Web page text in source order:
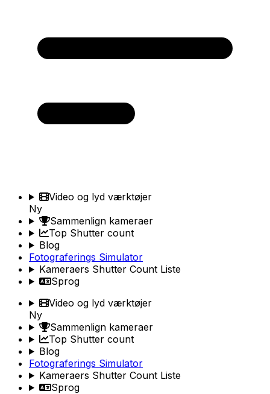
Video og lyd værktøjer
Ny
Sammenlign kameraer
Top Shutter count
Blog
Fotograferings Simulator
Kameraers Shutter Count Liste
Sprog
Video og lyd værktøjer
Ny
Sammenlign kameraer
Top Shutter count
Blog
Fotograferings Simulator
Kameraers Shutter Count Liste
Sprog